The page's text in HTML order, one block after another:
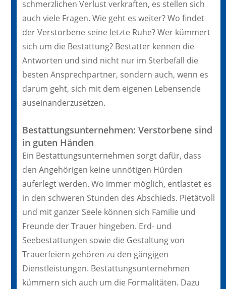
schmerzlichen Verlust verkraften, es stellen sich
auch viele Fragen. Wie geht es weiter? Wo findet
der Verstorbene seine letzte Ruhe? Wer kümmert
sich um die Bestattung? Bestatter kennen die
Antworten und sind nicht nur im Sterbefall die
besten Ansprechpartner, sondern auch, wenn es
darum geht, sich mit dem eigenen Lebensende
auseinanderzusetzen.
Bestattungsunternehmen: Verstorbene sind
in guten Händen
Ein Bestattungsunternehmen sorgt dafür, dass
den Angehörigen keine unnötigen Hürden
auferlegt werden. Wo immer möglich, entlastet es
in den schweren Stunden des Abschieds. Pietätvoll
und mit ganzer Seele können sich Familie und
Freunde der Trauer hingeben. Erd- und
Seebestattungen sowie die Gestaltung von
Trauerfeiern gehören zu den gängigen
Dienstleistungen. Bestattungsunternehmen
kümmern sich auch um die Formalitäten. Dazu